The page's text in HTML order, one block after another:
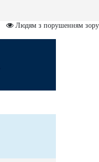
Людям з порушенням зору